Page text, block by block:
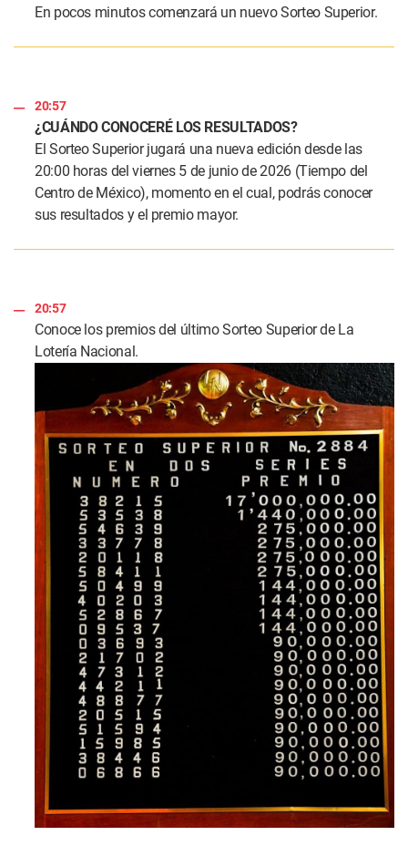
En pocos minutos comenzará un nuevo Sorteo Superior.
20:57
¿CUÁNDO CONOCERÉ LOS RESULTADOS?
El Sorteo Superior jugará una nueva edición desde las
20:00 horas del viernes 5 de junio de 2026 (Tiempo del
Centro de México), momento en el cual, podrás conocer
sus resultados y el premio mayor.
20:57
Conoce los premios del último Sorteo Superior de La
Lotería Nacional.